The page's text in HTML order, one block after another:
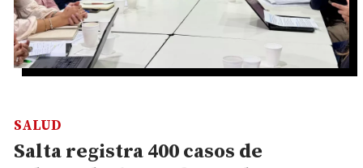
Salta registra 400 casos de
SALUD